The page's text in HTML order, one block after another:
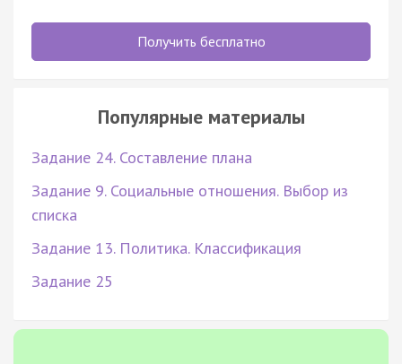
Получить бесплатно
Популярные материалы
Задание 24. Составление плана
Задание 9. Социальные отношения. Выбор из
списка
Задание 13. Политика. Классификация
Задание 25